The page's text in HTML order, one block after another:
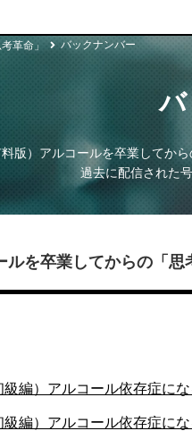
革命」 バックナンバー
版）アルコールを卒業してから
過去に配信された
ルを卒業してからの「思
級編）アルコール依存症に
級編）アルコール依存症に